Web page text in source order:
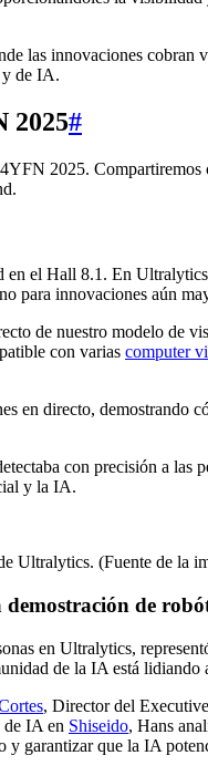
las innovaciones
y de IA.
2025#
2025.
el Hall 8.1. En
para innovaciones aún
de nuestro modelo de
con varias computer
en directo, demostrando
con precisión a
y la IA.
Ultralytics. (Fuente de
de
en Ultralytics,
de la IA está
, Director del
IA en Shiseido, Hans
garantizar que la IA